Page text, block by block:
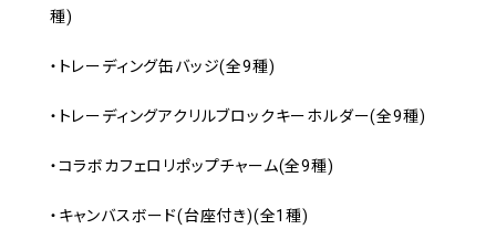
種)
・トレーディング缶バッジ(全9種)
・トレーディングアクリルブロックキーホルダー(全9種)
・コラボカフェロリポップチャーム(全9種)
・キャンバスボード(台座付き)(全1種)